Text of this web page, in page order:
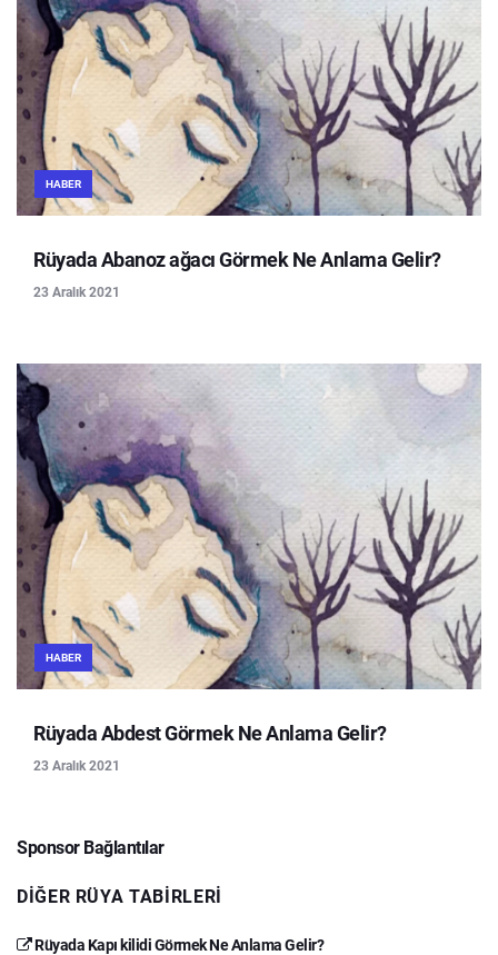
HABER
Rüyada Abanoz ağacı Görmek Ne Anlama Gelir?
23 Aralık 2021
HABER
Rüyada Abdest Görmek Ne Anlama Gelir?
23 Aralık 2021
Sponsor Bağlantılar
DIĞER RÜYA TABIRLERI
Rüyada Kapı kilidi Görmek Ne Anlama Gelir?